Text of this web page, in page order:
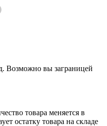
Возможно вы заграницей
товара меняется в
остатку товара на складе